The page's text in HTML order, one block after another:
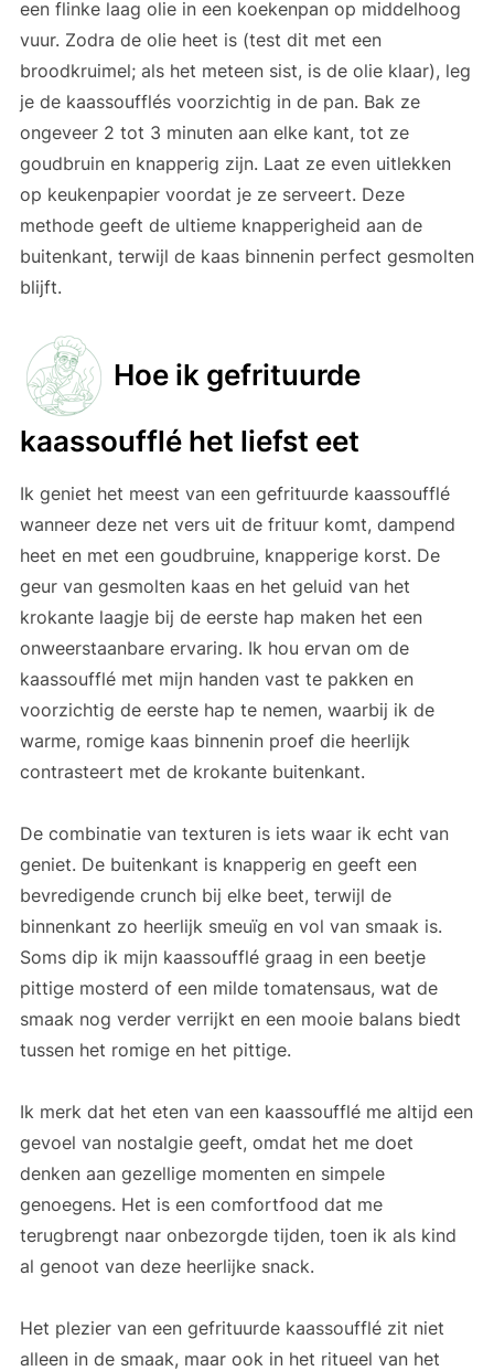
een flinke laag olie in een koekenpan op middelhoog
vuur. Zodra de olie heet is (test dit met een
broodkruimel; als het meteen sist, is de olie klaar), leg
je de kaassoufflés voorzichtig in de pan. Bak ze
ongeveer 2 tot 3 minuten aan elke kant, tot ze
goudbruin en knapperig zijn. Laat ze even uitlekken
op keukenpapier voordat je ze serveert. Deze
methode geeft de ultieme knapperigheid aan de
buitenkant, terwijl de kaas binnenin perfect gesmolten
blijft.
Hoe ik gefrituurde
kaassoufflé het liefst eet
Ik geniet het meest van een gefrituurde kaassoufflé
wanneer deze net vers uit de frituur komt, dampend
heet en met een goudbruine, knapperige korst. De
geur van gesmolten kaas en het geluid van het
krokante laagje bij de eerste hap maken het een
onweerstaanbare ervaring. Ik hou ervan om de
kaassoufflé met mijn handen vast te pakken en
voorzichtig de eerste hap te nemen, waarbij ik de
warme, romige kaas binnenin proef die heerlijk
contrasteert met de krokante buitenkant.
De combinatie van texturen is iets waar ik echt van
geniet. De buitenkant is knapperig en geeft een
bevredigende crunch bij elke beet, terwijl de
binnenkant zo heerlijk smeuïg en vol van smaak is.
Soms dip ik mijn kaassoufflé graag in een beetje
pittige mosterd of een milde tomatensaus, wat de
smaak nog verder verrijkt en een mooie balans biedt
tussen het romige en het pittige.
Ik merk dat het eten van een kaassoufflé me altijd een
gevoel van nostalgie geeft, omdat het me doet
denken aan gezellige momenten en simpele
genoegens. Het is een comfortfood dat me
terugbrengt naar onbezorgde tijden, toen ik als kind
al genoot van deze heerlijke snack.
Het plezier van een gefrituurde kaassoufflé zit niet
alleen in de smaak, maar ook in het ritueel van het